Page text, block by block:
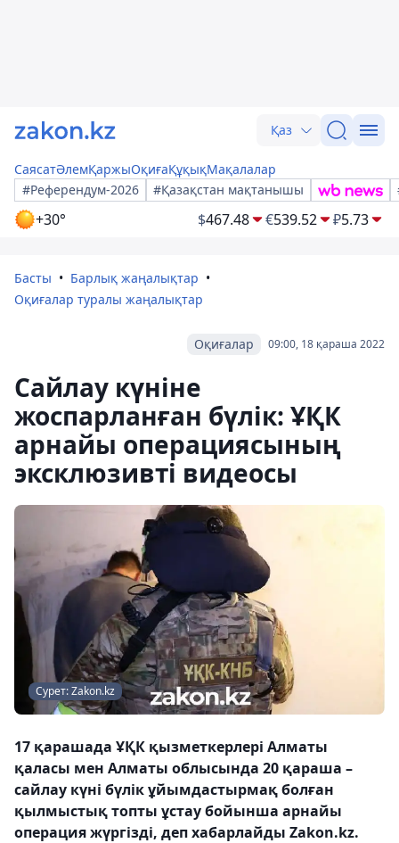
Қаз
СаясатӘлемҚаржыОқиғаҚұқықМақалалар
#Референдум-2026
#Қазақстан мақтанышы
+30° $467.48 €539.52 ₽5.73
Басты
Барлық жаңалықтар
Оқиғалар туралы жаңалықтар
09:00, 18 қараша 2022
Оқиғалар
Сайлау күніне
жоспарланған бүлік: ҰҚК
арнайы операциясының
эксклюзивті видеосы
Сурет: Zakon.kz
17 қарашада ҰҚК қызметкерлері Алматы
қаласы мен Алматы облысында 20 қараша –
сайлау күні бүлік ұйымдастырмақ болған
қылмыстық топты ұстау бойынша арнайы
операция жүргізді, деп хабарлайды Zakon.kz.